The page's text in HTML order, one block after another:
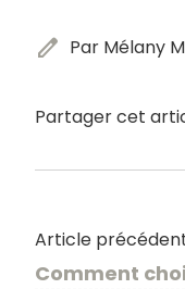
edit Par Mélany
Partager cet
Article
Comment